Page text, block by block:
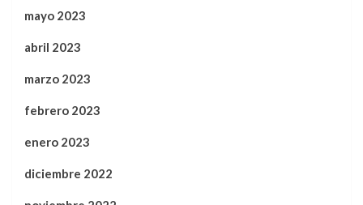
mayo 2023
abril 2023
marzo 2023
febrero 2023
enero 2023
diciembre 2022